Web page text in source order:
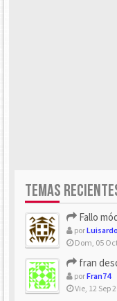
TEMAS
Fallo
porLuisardo
Dom, 05
fran
porFran74
Vie, 12 Sep